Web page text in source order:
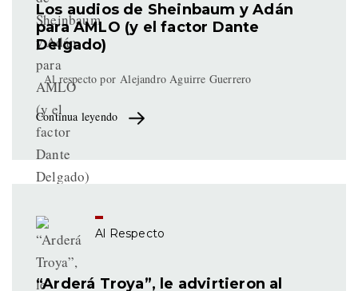
Los audios de Sheinbaum y Adán
para AMLO (y el factor Dante
Delgado)
Al respecto porAlejandro Aguirre Guerrero
Continua leyendo
Al Respecto
“Arderá Troya”, le advirtieron al